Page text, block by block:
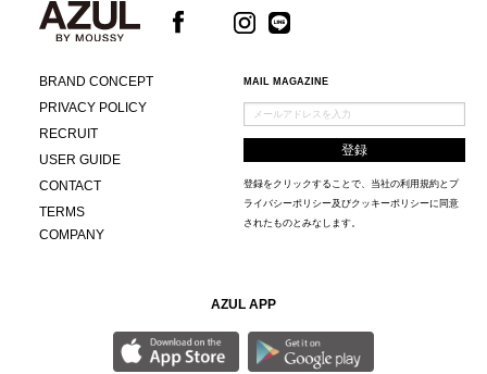
BRAND CONCEPT
PRIVACY POLICY
RECRUIT
USER GUIDE
CONTACT
TERMS
COMPANY
MAIL MAGAZINE
登録をクリックすることで、当社の利用規約とプ
ライバシーポリシー及びクッキーポリシーに同意
されたものとみなします。
AZUL APP